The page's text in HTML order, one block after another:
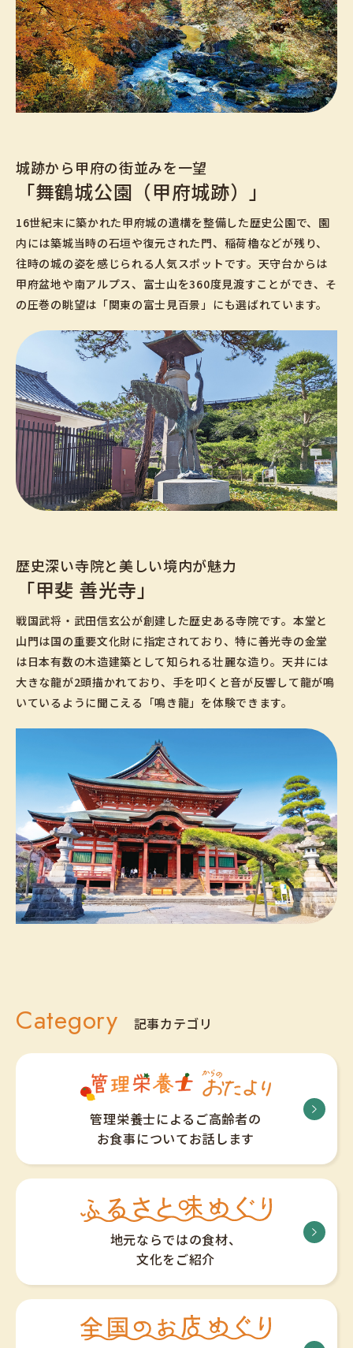
城跡から甲府の街並みを一望
「舞鶴城公園（甲府城跡）」
16世紀末に築かれた甲府城の遺構を整備した歴史公園で、園
内には築城当時の石垣や復元された門、稲荷櫓などが残り、
往時の城の姿を感じられる人気スポットです。天守台からは
甲府盆地や南アルプス、富士山を360度見渡すことができ、そ
の圧巻の眺望は「関東の富士見百景」にも選ばれています。
歴史深い寺院と美しい境内が魅力
「甲斐 善光寺」
戦国武将・武田信玄公が創建した歴史ある寺院です。本堂と
山門は国の重要文化財に指定されており、特に善光寺の金堂
は日本有数の木造建築として知られる壮麗な造り。天井には
大きな龍が2頭描かれており、手を叩くと音が反響して龍が鳴
いているように聞こえる「鳴き龍」を体験できます。
Category 記事カテゴリ
管理栄養士によるご高齢者の
お食事についてお話します
地元ならではの食材、
文化をご紹介